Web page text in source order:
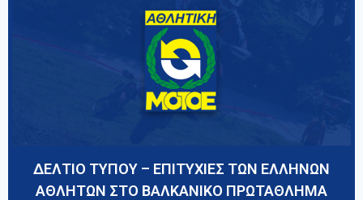
ΔΕΛΤΙΟ ΤΥΠΟΥ – ΕΠΙΤΥΧΙΕΣ ΤΩΝ ΕΛΛΗΝΩΝ
ΑΘΛΗΤΩΝ ΣΤΟ ΒΑΛΚΑΝΙΚΟ ΠΡΩΤΑΘΛΗΜΑ